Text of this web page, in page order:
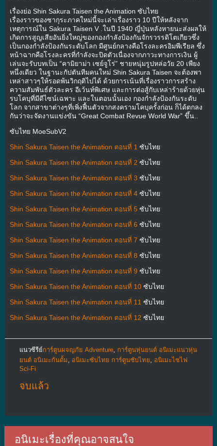
เรื่องย่อ Shin Sakura Taisen the Animation ซับไทย
เรื่องราวของซากุระภาคใหม่นี้จะเล่าเรื่องราว 10 ปีให้หลังจาก
เหตุการณ์ใน Sakura Taisen V .ในปี 1940 ญี่ปุ่นหลังหายนะส่งผลให้
เกิดการสูญเสียอันยิ่งใหญ่ของกองกำลังป้องกันจักรวรรดิโตเกียวซึ่ง
เป็นกองกำลังป้องกันระดับโลก มีศูนย์กลางคือโรงละครอิมพีเรียล ซึ่ง
หน้าฉากคือโรงละครที่กำลังจะปิดตัวเนื่องจากภาวะทางการเงิน ผู้
เล่นจะรับบทเป็น “คามิยาม่า เซย์จูโร่” ชายหนุ่มรูปหล่อวัย 20 เพียง
หนึ่งเดียว ในฐานะกัปตันทีมคนใหม่ Shin Sakura Taisen จะต้องพา
เหล่าสาวๆให้รอดพ้นวิกฤติไปได้ ด้วยการเน้นที่เรื่องราวการสร้าง
ความสัมพันธ์ตัวละคร อีเว้นท์พิเศษ และการต่อสู้กับเหล่าร้ายด้วยหุ่น
รบโคบุที่มีดีไซน์เฉพาะ และในตอนนั้นเอง กองกำลังป้องกันระดับ
โลก จากสาขาต่างๆที่เพิ่งฟื้นตัวจากสงครามโคบุครั้งก่อน ก็ได้ตกลง
กันว่าจะจัดงานแข่งขัน “Great Combat Revue World War” ขึ้น..
ซับไทย MoeSubV2
Shin Sakura Taisen the Animation ตอนที่ 1 ซับไทย
Shin Sakura Taisen the Animation ตอนที่ 2 ซับไทย
Shin Sakura Taisen the Animation ตอนที่ 3 ซับไทย
Shin Sakura Taisen the Animation ตอนที่ 4ซับไทย
Shin Sakura Taisen the Animation ตอนที่ 5ซับไทย
Shin Sakura Taisen the Animation ตอนที่ 6 ซับไทย
Shin Sakura Taisen the Animation ตอนที่ 7 ซับไทย
Shin Sakura Taisen the Animation ตอนที่ 8 ซับไทย
Shin Sakura Taisen the Animation ตอนที่ 9 ซับไทย
Shin Sakura Taisen the Animation ตอนที่ 10ซับไทย
Shin Sakura Taisen the Animation ตอนที่ 11 ซับไทย
Shin Sakura Taisen the Animation ตอนที่ 12 ซับไทย
แนวซีรีย์การ์ตูนผจญภัย Adventure, การ์ตูนหุ่นยนต์ อนิเมะแนวหุ่น
ยนต์ อนิเมะกันดั้ม
อนิเมะซับไทย การ์ตูนซับไทย
อนิเมะไซไฟ
Sci-Fi
จบแล้ว
อนิเมะเรื่องที่คุณอาจสนใจ